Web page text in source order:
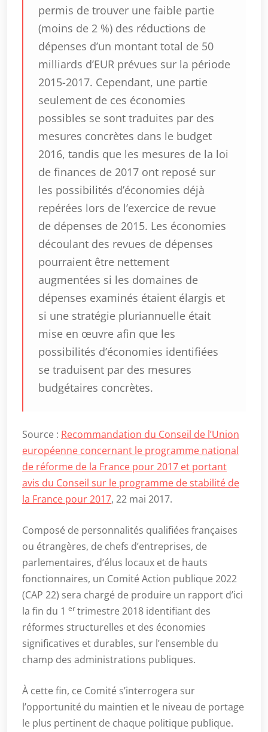
permis de trouver une faible partie
(moins de 2 %) des réductions de
dépenses d’un montant total de 50
milliards d’EUR prévues sur la période
2015-2017. Cependant, une partie
seulement de ces économies
possibles se sont traduites par des
mesures concrètes dans le budget
2016, tandis que les mesures de la loi
de finances de 2017 ont reposé sur
les possibilités d’économies déjà
repérées lors de l’exercice de revue
de dépenses de 2015. Les économies
découlant des revues de dépenses
pourraient être nettement
augmentées si les domaines de
dépenses examinés étaient élargis et
si une stratégie pluriannuelle était
mise en œuvre afin que les
possibilités d’économies identifiées
se traduisent par des mesures
budgétaires concrètes.
Source : Recommandation du Conseil de l’Union
européenne concernant le programme national
de réforme de la France pour 2017 et portant
avis du Conseil sur le programme de stabilité de
la France pour 2017, 22 mai 2017.
Composé de personnalités qualifiées françaises
ou étrangères, de chefs d’entreprises, de
parlementaires, d’élus locaux et de hauts
fonctionnaires, un Comité Action publique 2022
(CAP 22) sera chargé de produire un rapport d’ici
la fin du 1 ertrimestre 2018 identifiant des
réformes structurelles et des économies
significatives et durables, sur l’ensemble du
champ des administrations publiques.
À cette fin, ce Comité s’interrogera sur
l’opportunité du maintien et le niveau de portage
le plus pertinent de chaque politique publique.